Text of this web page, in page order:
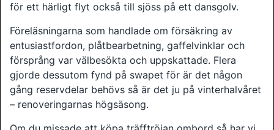
för ett härligt flyt också till sjöss på ett dansgolv.
Föreläsningarna som handlade om försäkring av
entusiastfordon, plåtbearbetning, gaffelvinklar och
försprång var välbesökta och uppskattade. Flera
gjorde dessutom fynd på swapet för är det någon
gång reservdelar behövs så är det ju på vinterhalvåret
– renoveringarnas högsäsong.